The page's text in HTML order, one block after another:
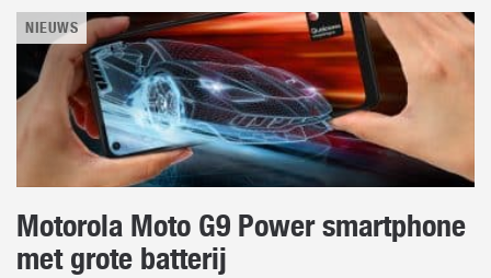
NIEUWS
Motorola Moto G9 Power smartphone
met grote batterij